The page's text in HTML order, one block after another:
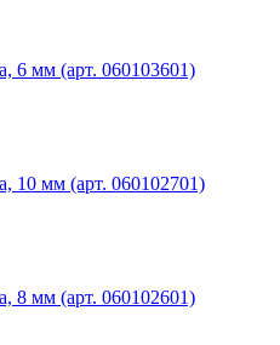
6 мм (арт. 060103601)
10 мм (арт. 060102701)
8 мм (арт. 060102601)